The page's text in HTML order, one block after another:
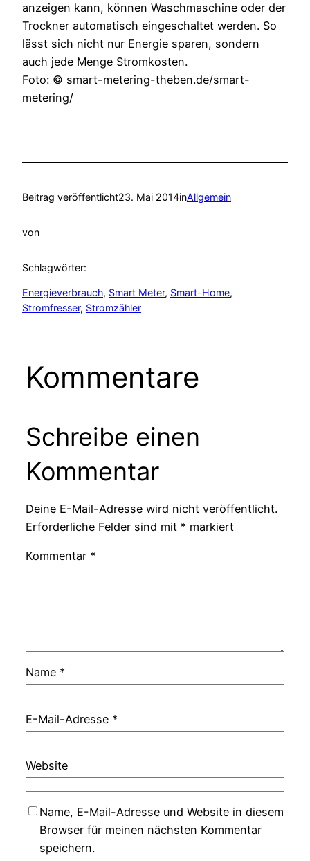
anzeigen kann, können Waschmaschine oder der
Trockner automatisch eingeschaltet werden. So
lässt sich nicht nur Energie sparen, sondern
auch jede Menge Stromkosten.
Foto: © smart-metering-theben.de/smart-
metering/
Beitrag veröffentlicht23. Mai 2014inAllgemein
von
Schlagwörter:
Energieverbrauch, Smart Meter, Smart-Home
Stromfresser, Stromzähler
Kommentare
Schreibe einen
Kommentar
Deine E-Mail-Adresse wird nicht veröffentlicht.
Erforderliche Felder sind mit * markiert
Kommentar *
Name *
E-Mail-Adresse *
Website
Name, E-Mail-Adresse und Website in diesem
Browser für meinen nächsten Kommentar
speichern.